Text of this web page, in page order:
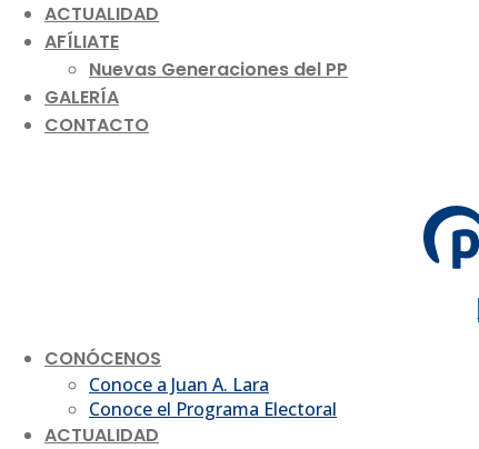
ACTUALIDAD
AFÍLIATE
Nuevas Generaciones del PP
GALERÍA
CONTACTO
CONÓCENOS
Conoce a Juan A. Lara
Conoce el Programa Electoral
ACTUALIDAD